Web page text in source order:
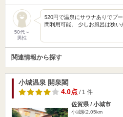
50代～
男性
520円で温泉にサウナありでプ
間利用可能。 少しお風呂は狭い
関連情報から探す
小城温泉 開泉閣
4.0点/ 1 件
佐賀県 / 小城市
小城駅2.05km